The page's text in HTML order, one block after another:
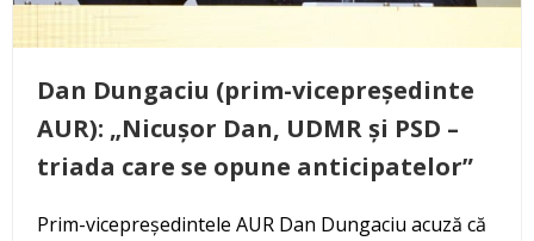
Dan Dungaciu (prim-vicepreședinte
AUR): „Nicușor Dan, UDMR și PSD –
triada care se opune anticipatelor”
Prim-vicepreședintele AUR Dan Dungaciu acuză că